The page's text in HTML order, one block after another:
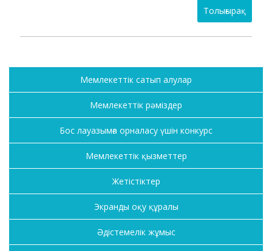
Толығырақ
Мемлекеттік сатып алулар
Мемлекеттік рәміздер
Бос лауазымға орналасу үшін конкурс
Мемлекеттік қызметтер
Жетістіктер
Экранды оқу құралы
Әдістемелік жұмыс